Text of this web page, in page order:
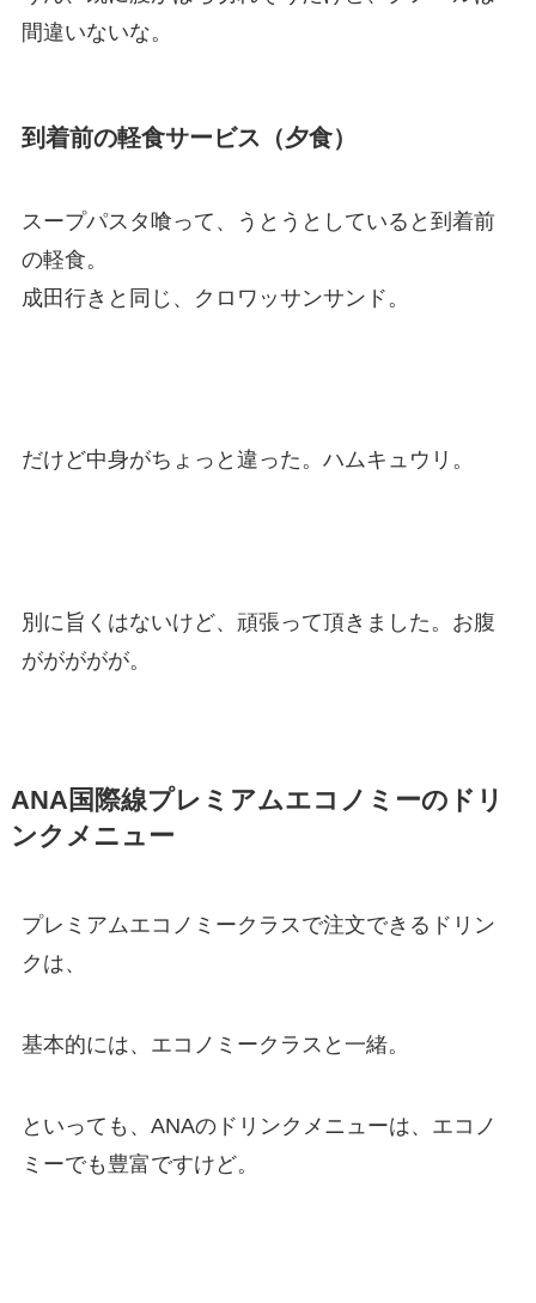
間違いないな。
到着前の軽食サービス（夕食）
スープパスタ喰って、うとうとしていると到着前
の軽食。
成田行きと同じ、クロワッサンサンド。
だけど中身がちょっと違った。ハムキュウリ。
別に旨くはないけど、頑張って頂きました。お腹
ががががが。
ANA国際線プレミアムエコノミーのドリ
ンクメニュー
プレミアムエコノミークラスで注文できるドリン
クは、
基本的には、エコノミークラスと一緒。
といっても、ANAのドリンクメニューは、エコノ
ミーでも豊富ですけど。